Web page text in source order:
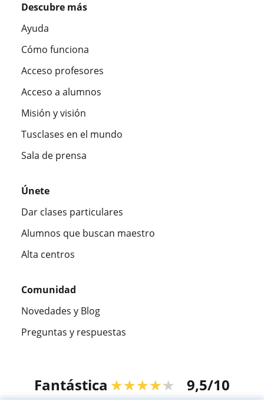
Descubre más
Ayuda
Cómo funciona
Acceso profesores
Acceso a alumnos
Misión y visión
Tusclases en el mundo
Sala de prensa
Únete
Dar clases particulares
Alumnos que buscan maestro
Alta centros
Comunidad
Novedades y Blog
Preguntas y respuestas
Fantástica ★★★★★ 9,5/10